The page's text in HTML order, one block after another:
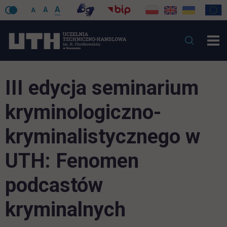
A A A
III edycja seminarium
kryminologiczno-
kryminalistycznego w
UTH: Fenomen
podcastów
kryminalnych